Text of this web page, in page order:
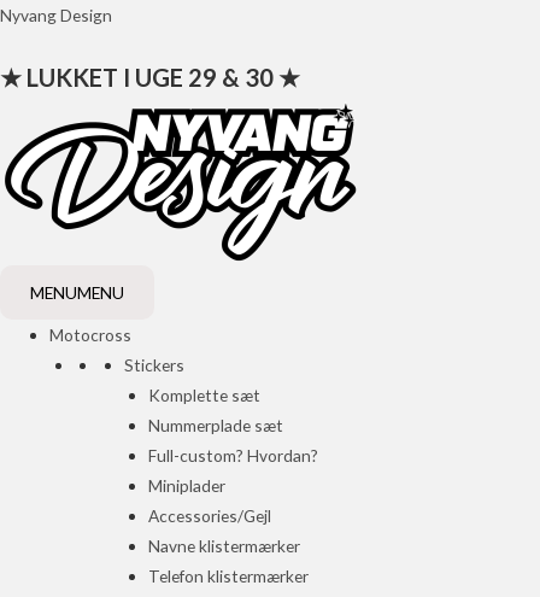
Gå
indholdet
Nyvang Design
★ LUKKET I UGE 29 & 30 ★
MENUMENU
Motocross
Stickers
Komplette sæt
Nummerplade sæt
Full-custom? Hvordan?
Miniplader
Accessories/Gejl
Navne klistermærker
Telefon klistermærker